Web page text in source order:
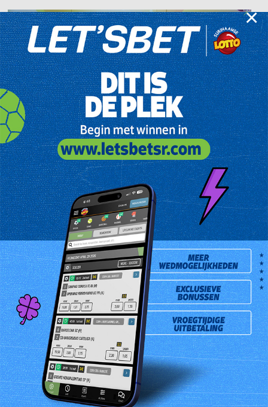
Meneer Sidin Nahar is de gelukkige Dubbel Tek’2 First 3 winnaar
van de trekking van dinsdag 24 januari 2017. Hij kocht het
winnende lot Nam Loong Supermarket gevestigd aan de David
Simonstraat # 13.
×